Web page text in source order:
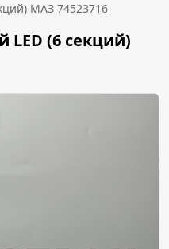
МАЗ 74523716
(6 секций)